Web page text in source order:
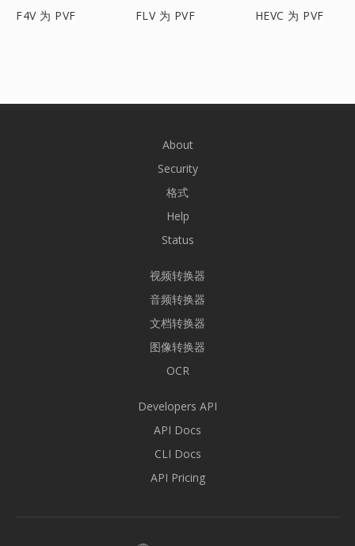
F4V 为 PVF FLV 为 PVF HEVC 为 PVF
About
Security
格式
Help
Status
视频转换器
音频转换器
文档转换器
图像转换器
OCR
Developers API
API Docs
CLI Docs
API Pricing